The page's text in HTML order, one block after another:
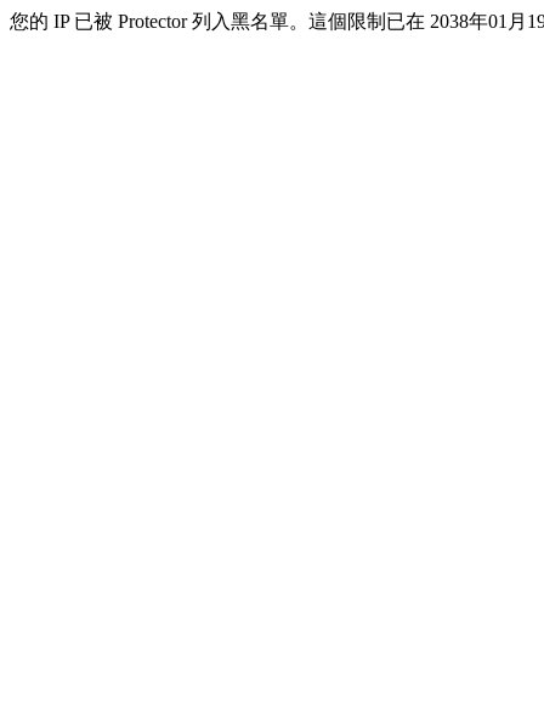
您的 IP 已被 Protector 列入黑名單。這個限制已在 2038年01月